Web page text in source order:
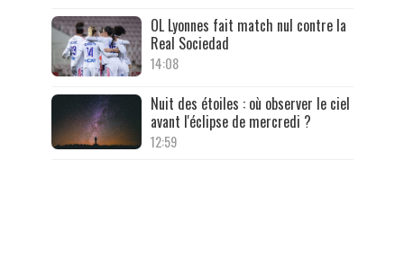
OL Lyonnes fait match nul contre la
Real Sociedad
14:08
Nuit des étoiles : où observer le ciel
avant l'éclipse de mercredi ?
12:59